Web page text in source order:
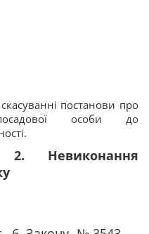
постанови про
особи до
2. Невиконання